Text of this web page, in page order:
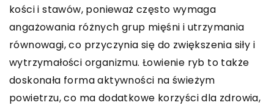
kości i stawów, ponieważ często wymaga
angażowania różnych grup mięśni i utrzymania
równowagi, co przyczynia się do zwiększenia siły i
wytrzymałości organizmu. Łowienie ryb to także
doskonała forma aktywności na świeżym
powietrzu, co ma dodatkowe korzyści dla zdrowia,